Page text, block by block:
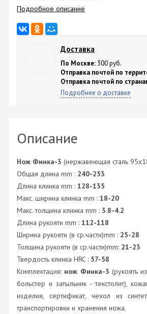
Подробное описание
Доставка
По Москве: 300 руб.
Отправка почтой по
Отправка почтой по
Подробнее о доставке
Описание
Нож Финка-3 (нержавеющая сталь
Общая длина mm : 240-253
Длина клинка mm : 128-135
Макс. ширина клинка mm : 18-20
Макс. толщина клинка mm : 3.8-4.2
Длина рукояти mm : 112-118
Ширина рукояти (в ср.части)mm : 25-28
Толщина рукояти (в ср.части)mm: 21-23
Твердость клинка HRC : 57-58
Комплектация: нож Финка-3 (рукоять
больстер и затыльник - текстолит),
изделия, сертификат, чехол из
транспортировки и хранения ножа.